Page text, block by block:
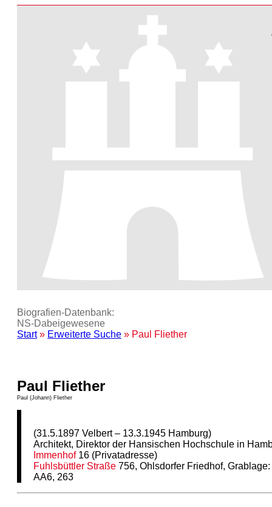
Biografien-Datenbank:
NS‑Dabeigewesene
Start» Erweiterte Suche » Paul Fliether
Paul Fliether
Paul (Johann) Fliether
(31.5.1897 Velbert – 13.3.1945 Hamburg)
Architekt, Direktor der Hansischen Hochschule in
Immenhof16 (Privatadresse)
Fuhlsbüttler Straße 756, Ohlsdorfer Friedhof, Grablage:
AA6, 263